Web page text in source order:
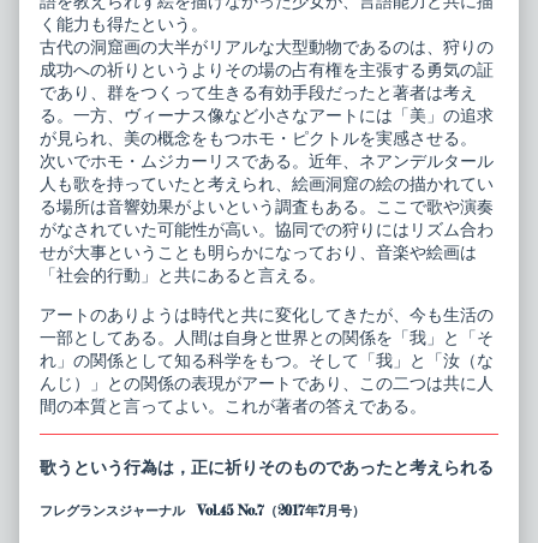
く能力も得たという。
古代の洞窟画の大半がリアルな大型動物であるのは、狩りの
成功への祈りというよりその場の占有権を主張する勇気の証
であり、群をつくって生きる有効手段だったと著者は考え
る。一方、ヴィーナス像など小さなアートには「美」の追求
が見られ、美の概念をもつホモ・ピクトルを実感させる。
次いでホモ・ムジカーリスである。近年、ネアンデルタール
人も歌を持っていたと考えられ、絵画洞窟の絵の描かれてい
る場所は音響効果がよいという調査もある。ここで歌や演奏
がなされていた可能性が高い。協同での狩りにはリズム合わ
せが大事ということも明らかになっており、音楽や絵画は
「社会的行動」と共にあると言える。
アートのありようは時代と共に変化してきたが、今も生活の
一部としてある。人間は自身と世界との関係を「我」と「そ
れ」の関係として知る科学をもつ。そして「我」と「汝（な
んじ）」との関係の表現がアートであり、この二つは共に人
間の本質と言ってよい。これが著者の答えである。
歌うという行為は，正に祈りそのものであったと考えられる
フレグランスジャーナル Vol.45 No.7（2017年7月号）